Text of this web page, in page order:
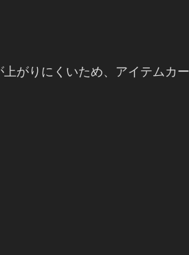
がりにくいため、アイテムカ